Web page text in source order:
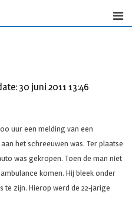
30 juni 2011 13:46
uur een melding van een
het schreeuwen was. Ter plaatse
was gekropen. Toen de man niet
komen. Hij bleek onder
zijn. Hierop werd de 22-jarige